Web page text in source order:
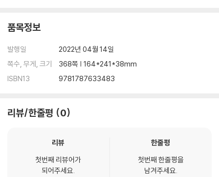
품목정보
발행일
2022년 04월 14일
쪽수, 무게, 크기
368쪽 | 164*241*38mm
ISBN13
9781787633483
리뷰/한줄평 0
리뷰
첫번째 리뷰어가
되어주세요.
한줄평
첫번째 한줄평을
남겨주세요.